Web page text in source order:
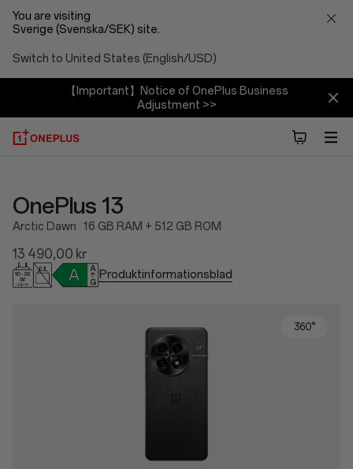
You are visiting
Sverige (Svenska/SEK) site.
Switch to United States (English/USD)
【Important】Notice of OnePlus Business
Adjustment >>
OnePlus 13
Arctic Dawn 16 GB RAM + 512 GB ROM
13 490,00 kr
Produktinformationsblad
360°